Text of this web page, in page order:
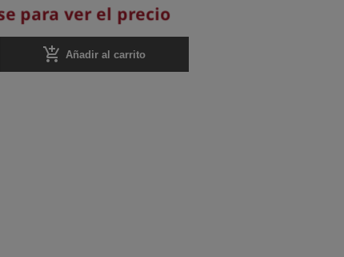
para ver el precio
add_shopping_cart Añadir al carrito